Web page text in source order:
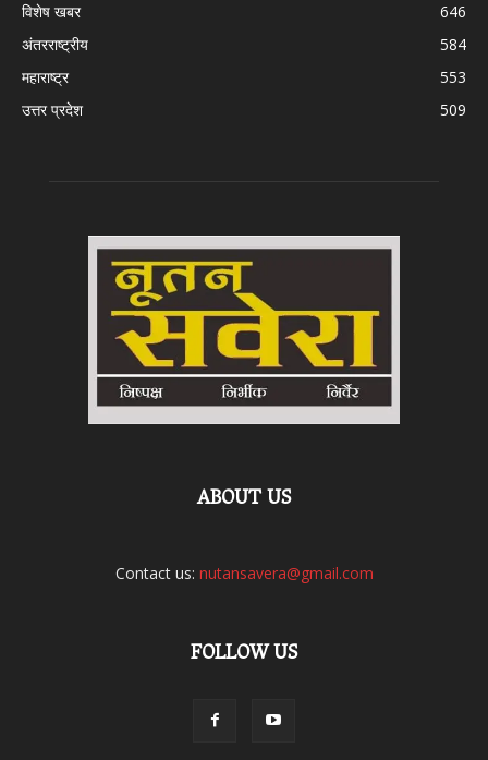
विशेष खबर
646
अंतरराष्ट्रीय
584
महाराष्ट्र
553
उत्तर प्रदेश
509
ABOUT US
Contact us: nutansavera@gmail.com
FOLLOW US